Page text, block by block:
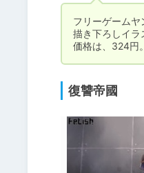
フリーゲームヤ
描き下ろしイラ
価格は、324円。
復讐帝國